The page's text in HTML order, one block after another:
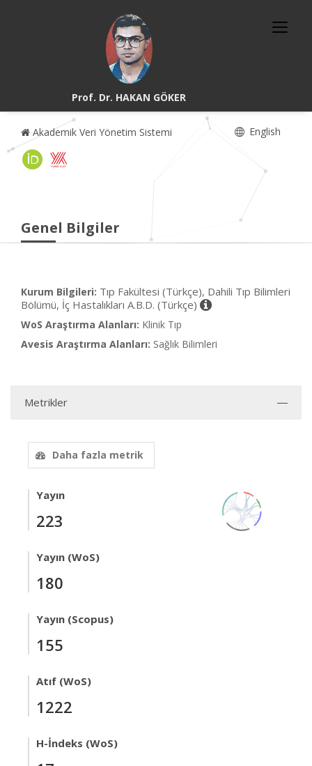
Prof. Dr. HAKAN GÖKER
Akademik Veri Yönetim Sistemi English
Genel Bilgiler
Kurum Bilgileri: Tıp Fakültesi (Türkçe), Dahili Tıp Bilimleri
Bölümü, İç Hastalıkları A.B.D. (Türkçe)
WoS Araştırma Alanları: Klinik Tıp
Avesis Araştırma Alanları: Sağlık Bilimleri
Metrikler
Daha fazla metrik
Yayın
223
Yayın (WoS)
180
Yayın (Scopus)
155
Atıf (WoS)
1222
H-İndeks (WoS)